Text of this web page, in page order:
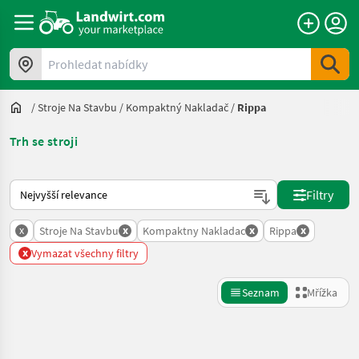
Prohledat nabídky
/Stroje Na Stavbu / Kompaktný Nakladač / Rippa
Trh se stroji
Takto se řadí nabídky na Landwirt.com
Filtry
x Stroje Na Stavbu x Kompaktny Nakladac x Rippa x
x Vymazat všechny filtry
Seznam Mřížka